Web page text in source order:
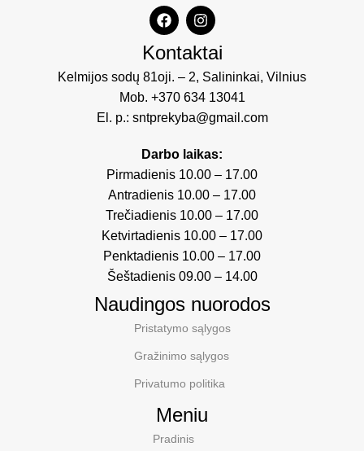
Kontaktai
Kelmijos sodų 81oji. – 2, Salininkai, Vilnius
Mob. +370 634 13041
El. p.: sntprekyba@gmail.com
Darbo laikas:
Pirmadienis 10.00 – 17.00
Antradienis 10.00 – 17.00
Trečiadienis 10.00 – 17.00
Ketvirtadienis 10.00 – 17.00
Penktadienis 10.00 – 17.00
Šeštadienis 09.00 – 14.00
Naudingos nuorodos
Pristatymo sąlygos
Gražinimo sąlygos
Privatumo politika
Meniu
Pradinis